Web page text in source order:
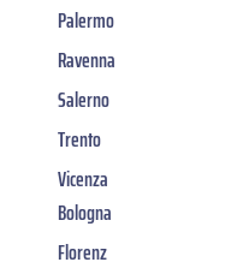
Palermo
Ravenna
Salerno
Trento
Vicenza
Bologna
Florenz